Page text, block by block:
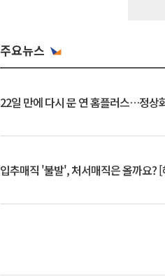
주요뉴스
22일 만에 다시 문 연 홈플러스…정상
입추매직 '불발', 처서매직은 올까요?